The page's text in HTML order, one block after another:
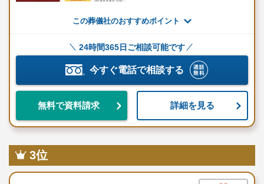
この葬儀社のおすすめポイント
24時間365日ご相談可能です
今すぐ電話で相談する
無料で資料請求 詳細を見る
3位